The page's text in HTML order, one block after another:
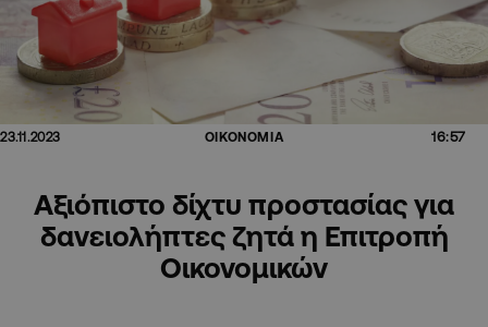
23.11.2023 ΟΙΚΟΝΟΜΙΑ 16:57
Αξιόπιστο δίχτυ προστασίας για
δανειολήπτες ζητά η Επιτροπή
Οικονομικών